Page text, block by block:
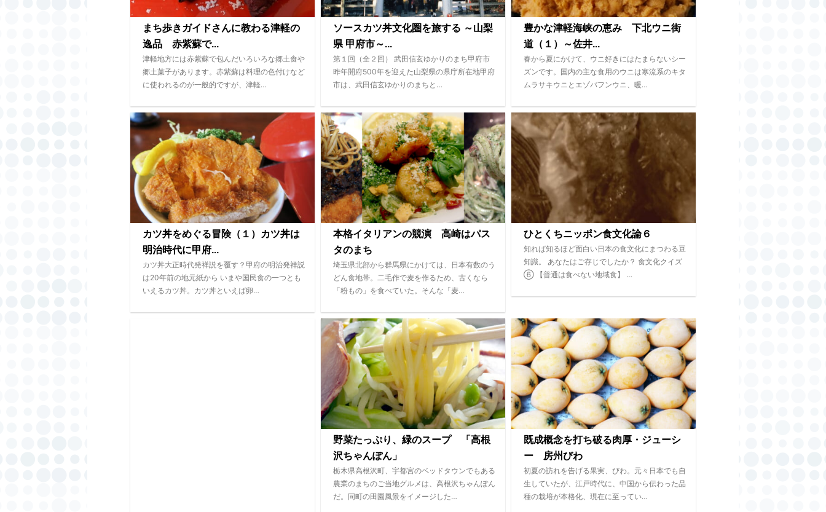
まち歩きガイドさんに教わる津軽の
逸品 赤紫蘇で...
津軽地方には赤紫蘇で包んだいろいろな郷土食や
郷土菓子があります。赤紫蘇は料理の色付けなど
に使われるのが一般的ですが、津軽…
ソースカツ丼文化圏を旅する ～山梨
県 甲府市～...
第１回（全２回） 武田信玄ゆかりのまち甲府市
昨年開府500年を迎えた山梨県の県庁所在地甲府
市は、武田信玄ゆかりのまちと…
豊かな津軽海峡の恵み 下北ウニ街
道（１）～佐井...
春から夏にかけて、ウニ好きにはたまらないシー
ズンです。国内の主な食用のウニは寒流系のキタ
ムラサキウニとエゾバフンウニ、暖…
カツ丼をめぐる冒険（１）カツ丼は
明治時代に甲府...
カツ丼大正時代発祥説を覆す？甲府の明治発祥説
は20年前の地元紙から いまや国民食の一つとも
いえるカツ丼。カツ丼といえば卵…
本格イタリアンの競演 高崎はパス
タのまち
埼玉県北部から群馬県にかけては、日本有数のう
どん食地帯。二毛作で麦を作るため、古くなら
「粉もの」を食べていた。そんな「麦…
ひとくちニッポン食文化論６
知れば知るほど面白い日本の食文化にまつわる豆
知識。 あなたはご存じでしたか？ 食文化クイズ
⑥ 【普通は食べない地域食】 …
野菜たっぷり、緑のスープ 「高根
沢ちゃんぽん」
栃木県高根沢町、宇都宮のベッドタウンでもある
農業のまちのご当地グルメは、高根沢ちゃんぽん
だ。同町の田園風景をイメージした…
既成概念を打ち破る肉厚・ジューシ
ー 房州びわ
初夏の訪れを告げる果実、びわ。元々日本でも自
生していたが、江戸時代に、中国から伝わった品
種の栽培が本格化、現在に至ってい…